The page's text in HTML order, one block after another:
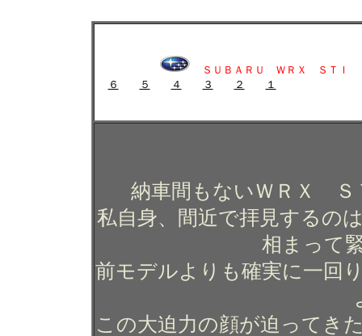
ＳＵＢＡＲＵ ＷＲＸ ＳＴＩ
６
５ ４ ３ ２ １
納車間もないＷＲＸ
私自身、間近で拝見するの
相まって
前モデルよりも確実に一回
この大迫力の顔が迫ってき